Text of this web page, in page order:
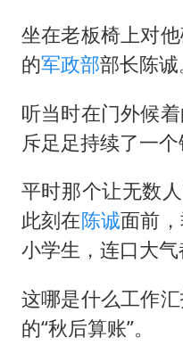
坐在老板椅上对
的军政部部长陈诚
听当时在门外候
斥足足持续了一个
平时那个让无数
此刻在陈诚面前
小学生，连口大气
这哪是什么工作
的“秋后算账”。